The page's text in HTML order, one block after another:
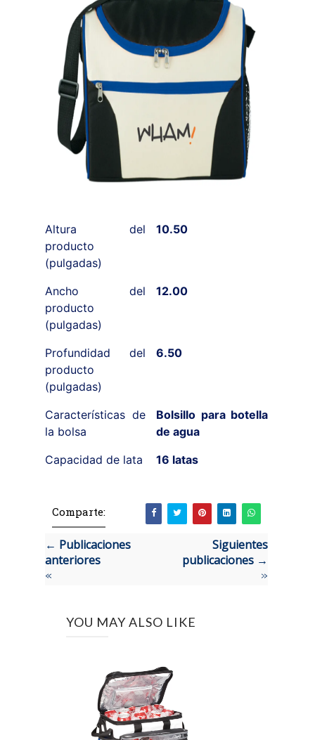
Altura del
producto
(pulgadas)
10.50
Ancho del
producto
(pulgadas)
12.00
Profundidad del
producto
(pulgadas)
6.50
Características de
la bolsa
Bolsillo para botella
de agua
Capacidad de lata
16 latas
Comparte:
← Publicaciones
anteriores
«
Siguientes
publicaciones →
»
YOU MAY ALSO LIKE